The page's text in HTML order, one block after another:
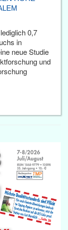
0,7
in
neue Studie
und